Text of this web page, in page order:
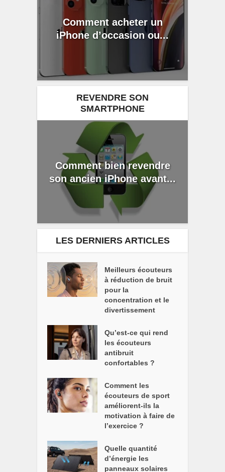
Comment acheter un
iPhone d’occasion ou...
REVENDRE SON
SMARTPHONE
Comment bien revendre
son ancien iPhone avant...
LES DERNIERS ARTICLES
Meilleurs écouteurs
à réduction de bruit
pour la
concentration et le
divertissement
Qu’est-ce qui rend
les écouteurs
antibruit
confortables ?
Comment les
écouteurs de sport
améliorent-ils la
motivation à faire de
l’exercice ?
Quelle quantité
d’énergie les
panneaux solaires